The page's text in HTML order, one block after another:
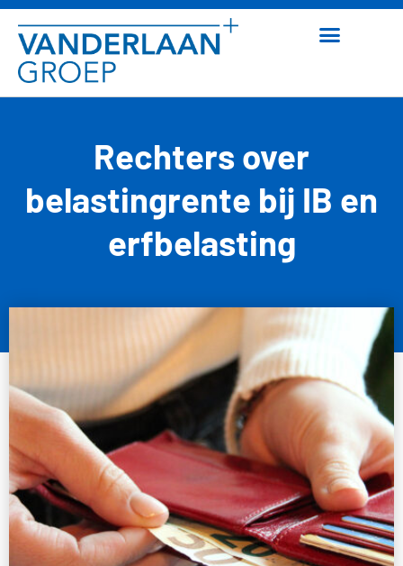
Rechters over
belastingrente bij IB en
erfbelasting
18 mei 2026